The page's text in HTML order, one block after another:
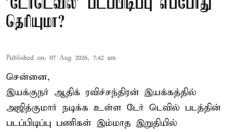
'டேர்டெவில்' படப்பிடிப்பு எப்போது
தெரியுமா?
Published on: 07 Aug 2026, 7:42 am
சென்னை,
இயக்குநர் ஆதிக் ரவிச்சந்திரன் இயக்கத்தில்
அஜித்குமார் நடிக்க உள்ள டேர் டெவில் படத்தின்
படப்பிடிப்பு பணிகள் இம்மாத இறுதியில்